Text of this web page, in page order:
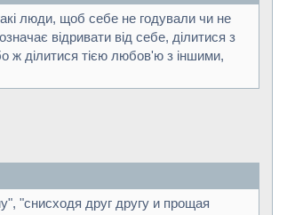
люди, щоб себе не годували чи не
відривати від себе, ділитися з
ж ділитися тією любов'ю з іншими,
"снисходя друг другу и прощая